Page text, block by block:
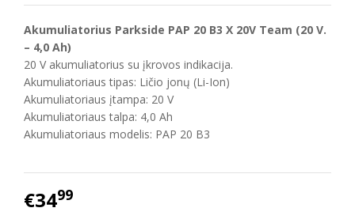
Akumuliatorius Parkside PAP 20 B3 X 20V Team (20 V.
– 4,0 Ah)
20 V akumuliatorius su įkrovos indikacija.
Akumuliatoriaus tipas: Ličio jonų (Li-Ion)
Akumuliatoriaus įtampa: 20 V
Akumuliatoriaus talpa: 4,0 Ah
Akumuliatoriaus modelis: PAP 20 B3
€3499